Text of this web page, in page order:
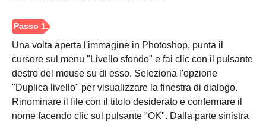
Una volta aperta l'immagine in Photoshop, punta il
cursore sul menu "Livello sfondo" e fai clic con il pulsante
destro del mouse su di esso. Seleziona l'opzione
"Duplica livello" per visualizzare la finestra di dialogo.
Rinominare il file con il titolo desiderato e confermare il
nome facendo clic sul pulsante "OK". Dalla parte sinistra